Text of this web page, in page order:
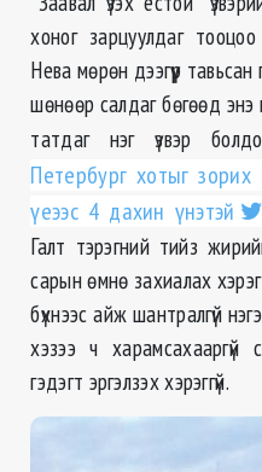
хоног зарцуулдаг
Нева мөрөн дээгүүр тавьсан
шөнөөр салдаг бөгөөд
татдаг нэг үзвэр
Петербург хотыг
үеээс 4 дахин үнэтэй
Галт тэрэгний тийз
сарын өмнө захиалах
бүхнээс айж шантралгүй
хэзээ ч
гэдэгт эргэлзэх хэрэггүй.